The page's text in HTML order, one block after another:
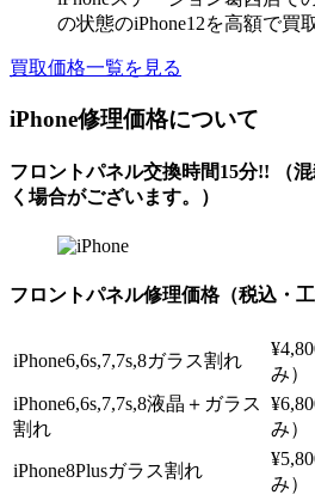
の状態のiPhone12を高額で買
買取価格一覧を見る
iPhone修理価格について
フロントパネル交換時間15分!!
（
く場合がございます。）
フロントパネル修理価格（税込・
iPhone6,6s,7,7s,8ガラス割れ
み）
iPhone6,6s,7,7s,8液晶＋ガラス
割れ
み）
iPhone8Plusガラス割れ
み）